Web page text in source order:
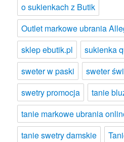
o sukienkach z Butik
Outlet markowe ubrania
sklep ebutik.pl
sukienka
sweter w paski
sweter
swetry promocja
tanie
tanie markowe ubrania
tanie swetry damskie